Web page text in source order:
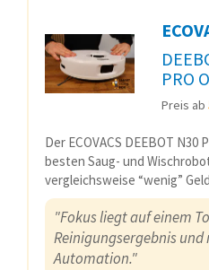
PRO
Preis ab
Der ECOVACS DEEBOT N30
besten Saug- und
vergleichsweise “wenig”
"Fokus liegt auf einem
Reinigungsergebnis
Automation."